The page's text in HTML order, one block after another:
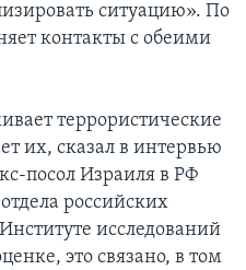
ситуацию». По
контакты с обеими
террористические
их, сказал в интервью
посол Израиля в РФ
отдела российских
исследований
это связано, в том